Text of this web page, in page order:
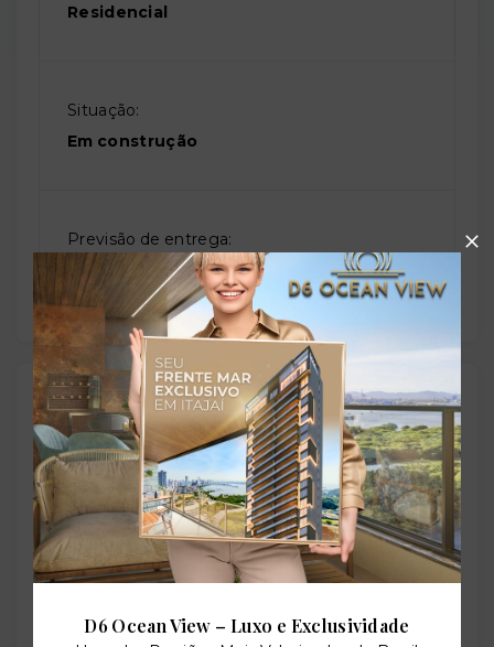
Residencial
Situação:
Em construção
Previsão de entrega:
28/12/2026
Localização
Avenida João Maurício, 2011 - Jardim Oceania - João
Pessoa/PB
- 58037-010
+
−
D6 Ocean View – Luxo e Exclusividade